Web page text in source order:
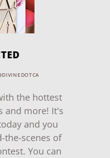
the hottest
and more! It's
and you
the-scenes of
You can